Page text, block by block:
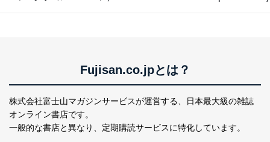
6
の個人情報
よびその分析のため
お問い合わせ対応、トラブル対
処、オペレーター教育など応対品
質向上のため
ため
Fujisan.co.jpとは？
株式会社富士山マガジンサービスが運営する、
日本最大級の雑誌
オンライン書店です。
一般的な書店と異なり、 定期購読サービスに特化しています。